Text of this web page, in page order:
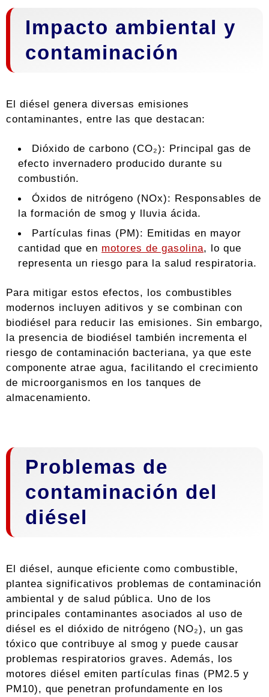
Impacto ambiental y
contaminación
El diésel genera diversas emisiones
contaminantes, entre las que destacan:
Dióxido de carbono (CO₂): Principal gas de
efecto invernadero producido durante su
combustión.
Óxidos de nitrógeno (NOx): Responsables de
la formación de smog y lluvia ácida.
Partículas finas (PM): Emitidas en mayor
cantidad que en motores de gasolina, lo que
representa un riesgo para la salud respiratoria.
Para mitigar estos efectos, los combustibles
modernos incluyen aditivos y se combinan con
biodiésel para reducir las emisiones. Sin embargo,
la presencia de biodiésel también incrementa el
riesgo de contaminación bacteriana, ya que este
componente atrae agua, facilitando el crecimiento
de microorganismos en los tanques de
almacenamiento.
Problemas de
contaminación del
diésel
El diésel, aunque eficiente como combustible,
plantea significativos problemas de contaminación
ambiental y de salud pública. Uno de los
principales contaminantes asociados al uso de
diésel es el dióxido de nitrógeno (NO₂), un gas
tóxico que contribuye al smog y puede causar
problemas respiratorios graves. Además, los
motores diésel emiten partículas finas (PM2.5 y
PM10), que penetran profundamente en los